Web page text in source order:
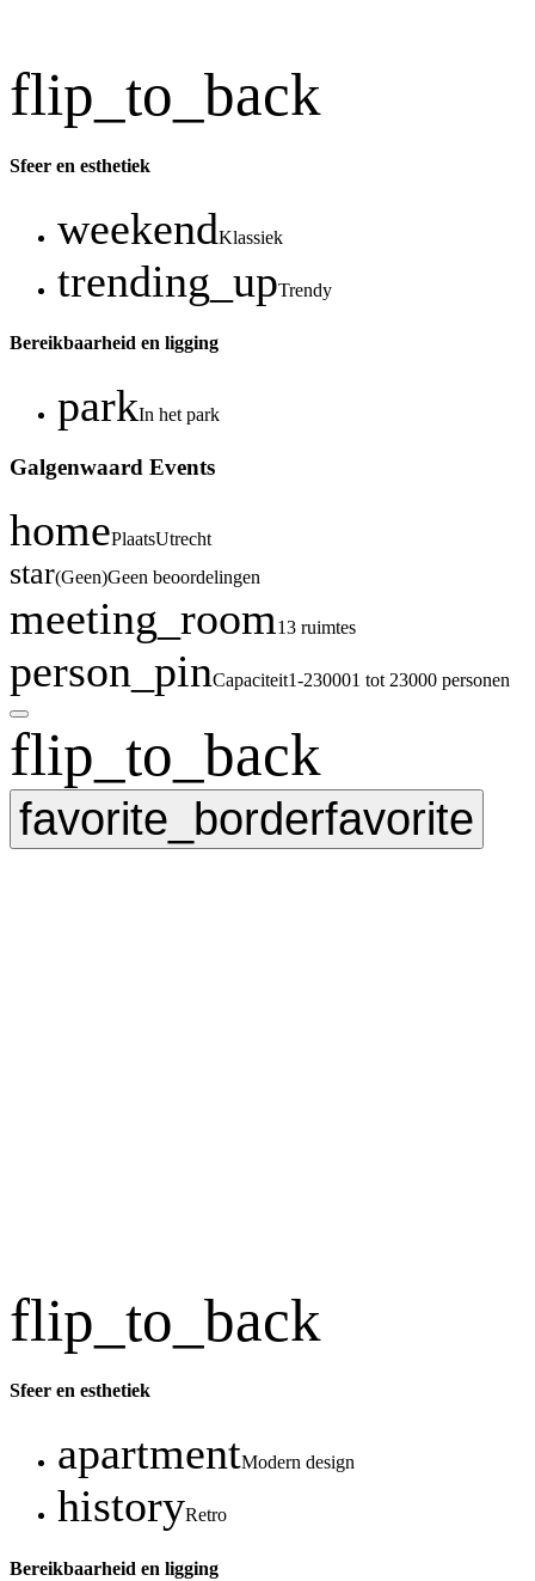
flip_to_back
Sfeer en esthetiek
weekendKlassiek
trending_upTrendy
Bereikbaarheid en ligging
parkIn het park
Galgenwaard Events
homePlaatsUtrecht
star(Geen)Geen beoordelingen
meeting_room13 ruimtes
person_pinCapaciteit1-230001 tot 23000 personen
flip_to_back
favorite_borderfavorite
flip_to_back
Sfeer en esthetiek
apartmentModern design
historyRetro
Bereikbaarheid en ligging